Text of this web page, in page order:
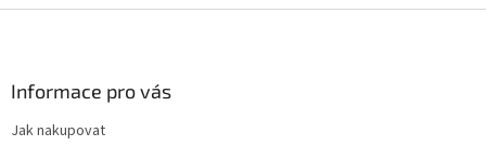
Informace pro vás
Jak nakupovat